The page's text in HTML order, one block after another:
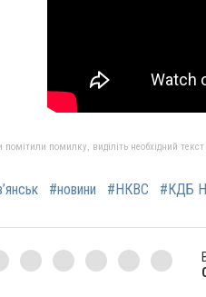
помилку, виділіть необхідний
#новини #НКВС #КДБ